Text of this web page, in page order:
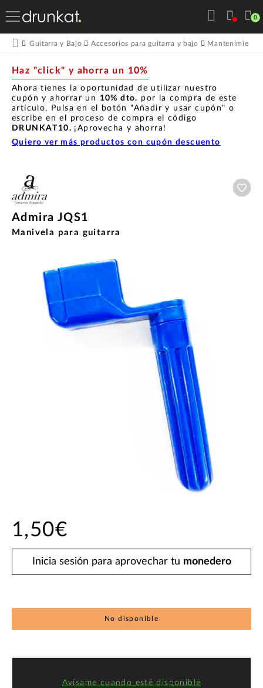
0
Guitarra y Bajo Accesorios para guitarra y bajo Mantenimiento
Haz "click" y ahorra un 10%
Ahora tienes la oportunidad de utilizar nuestro
cupón y ahorrar un 10% dto. por la compra de este
artículo. Pulsa en el botón "Añadir y usar cupón" o
escribe en el proceso de compra el código
DRUNKAT10. ¡Aprovecha y ahorra!
Quiero ver más productos con cupón descuento
Admira JQS1
Manivela para guitarra
1,50€
Inicia sesión para aprovechar tu monedero
No disponible
Avísame cuando esté disponible